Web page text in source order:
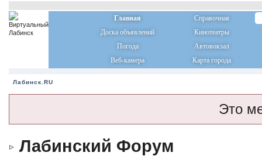
Главная
Справочная
Доска объявлений
Кинотеатры
Погода
Автовокзал
Веб-камера
Карта города
Лабинск.RU
Это
Лабинский Форум